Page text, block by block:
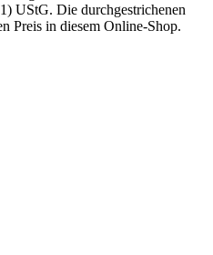
UStG. Die durchgestrichenen
Preis in diesem Online-Shop.